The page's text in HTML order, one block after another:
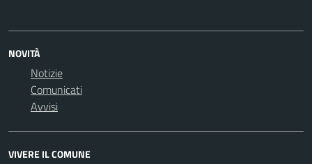
NOVITÀ
Notizie
Comunicati
Avvisi
VIVERE IL COMUNE